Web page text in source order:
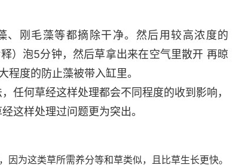
、刚毛藻等都摘除干净。然后用较高浓度的
）泡5分钟，然后草拿出来在空气里散开 再晾
度的防止藻被带入缸里。
任何草经这样处理都会不同程度的收到影响，
这样处理过问题更为突出。
为这类草所需养分等和草类似，且比草生长更快。